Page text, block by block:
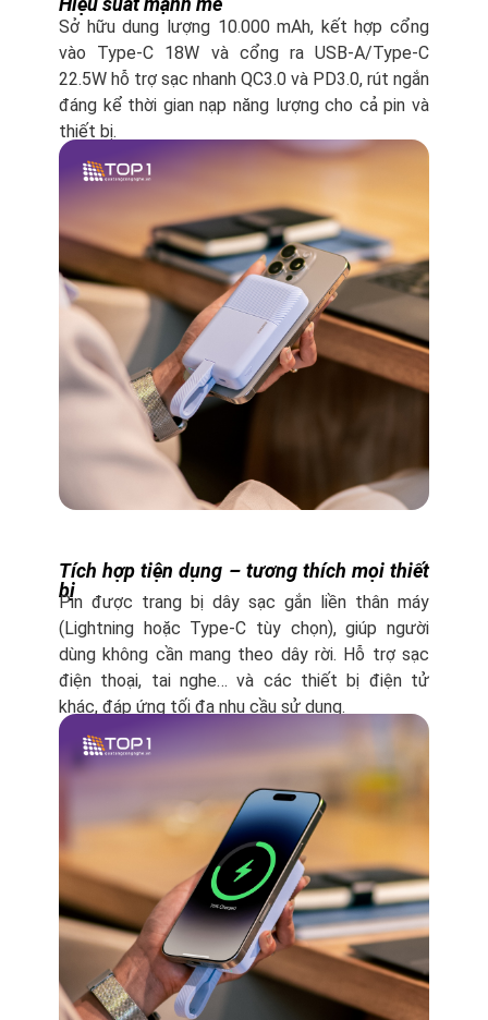
Sở hữu dung lượng 10.000 mAh, kết hợp cổng
vào Type-C 18W và cổng ra USB-A/Type-C
22.5W hỗ trợ sạc nhanh QC3.0 và PD3.0, rút ngắn
đáng kể thời gian nạp năng lượng cho cả pin và
thiết bị.
Tích hợp tiện dụng – tương thích mọi thiết
bị
Pin được trang bị dây sạc gắn liền thân máy
(Lightning hoặc Type-C tùy chọn), giúp người
dùng không cần mang theo dây rời. Hỗ trợ sạc
điện thoại, tai nghe… và các thiết bị điện tử
khác, đáp ứng tối đa nhu cầu sử dụng.